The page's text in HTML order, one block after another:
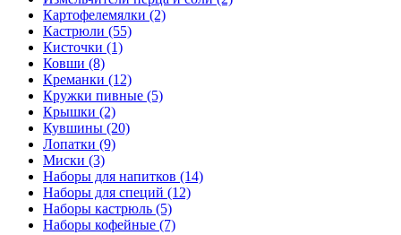
Картофелемялки (2)
Кастрюли (55)
Кисточки (1)
Ковши (8)
Креманки (12)
Кружки пивные (5)
Крышки (2)
Кувшины (20)
Лопатки (9)
Миски (3)
Наборы для напитков (14)
Наборы для специй (12)
Наборы кастрюль (5)
Наборы кофейные (7)